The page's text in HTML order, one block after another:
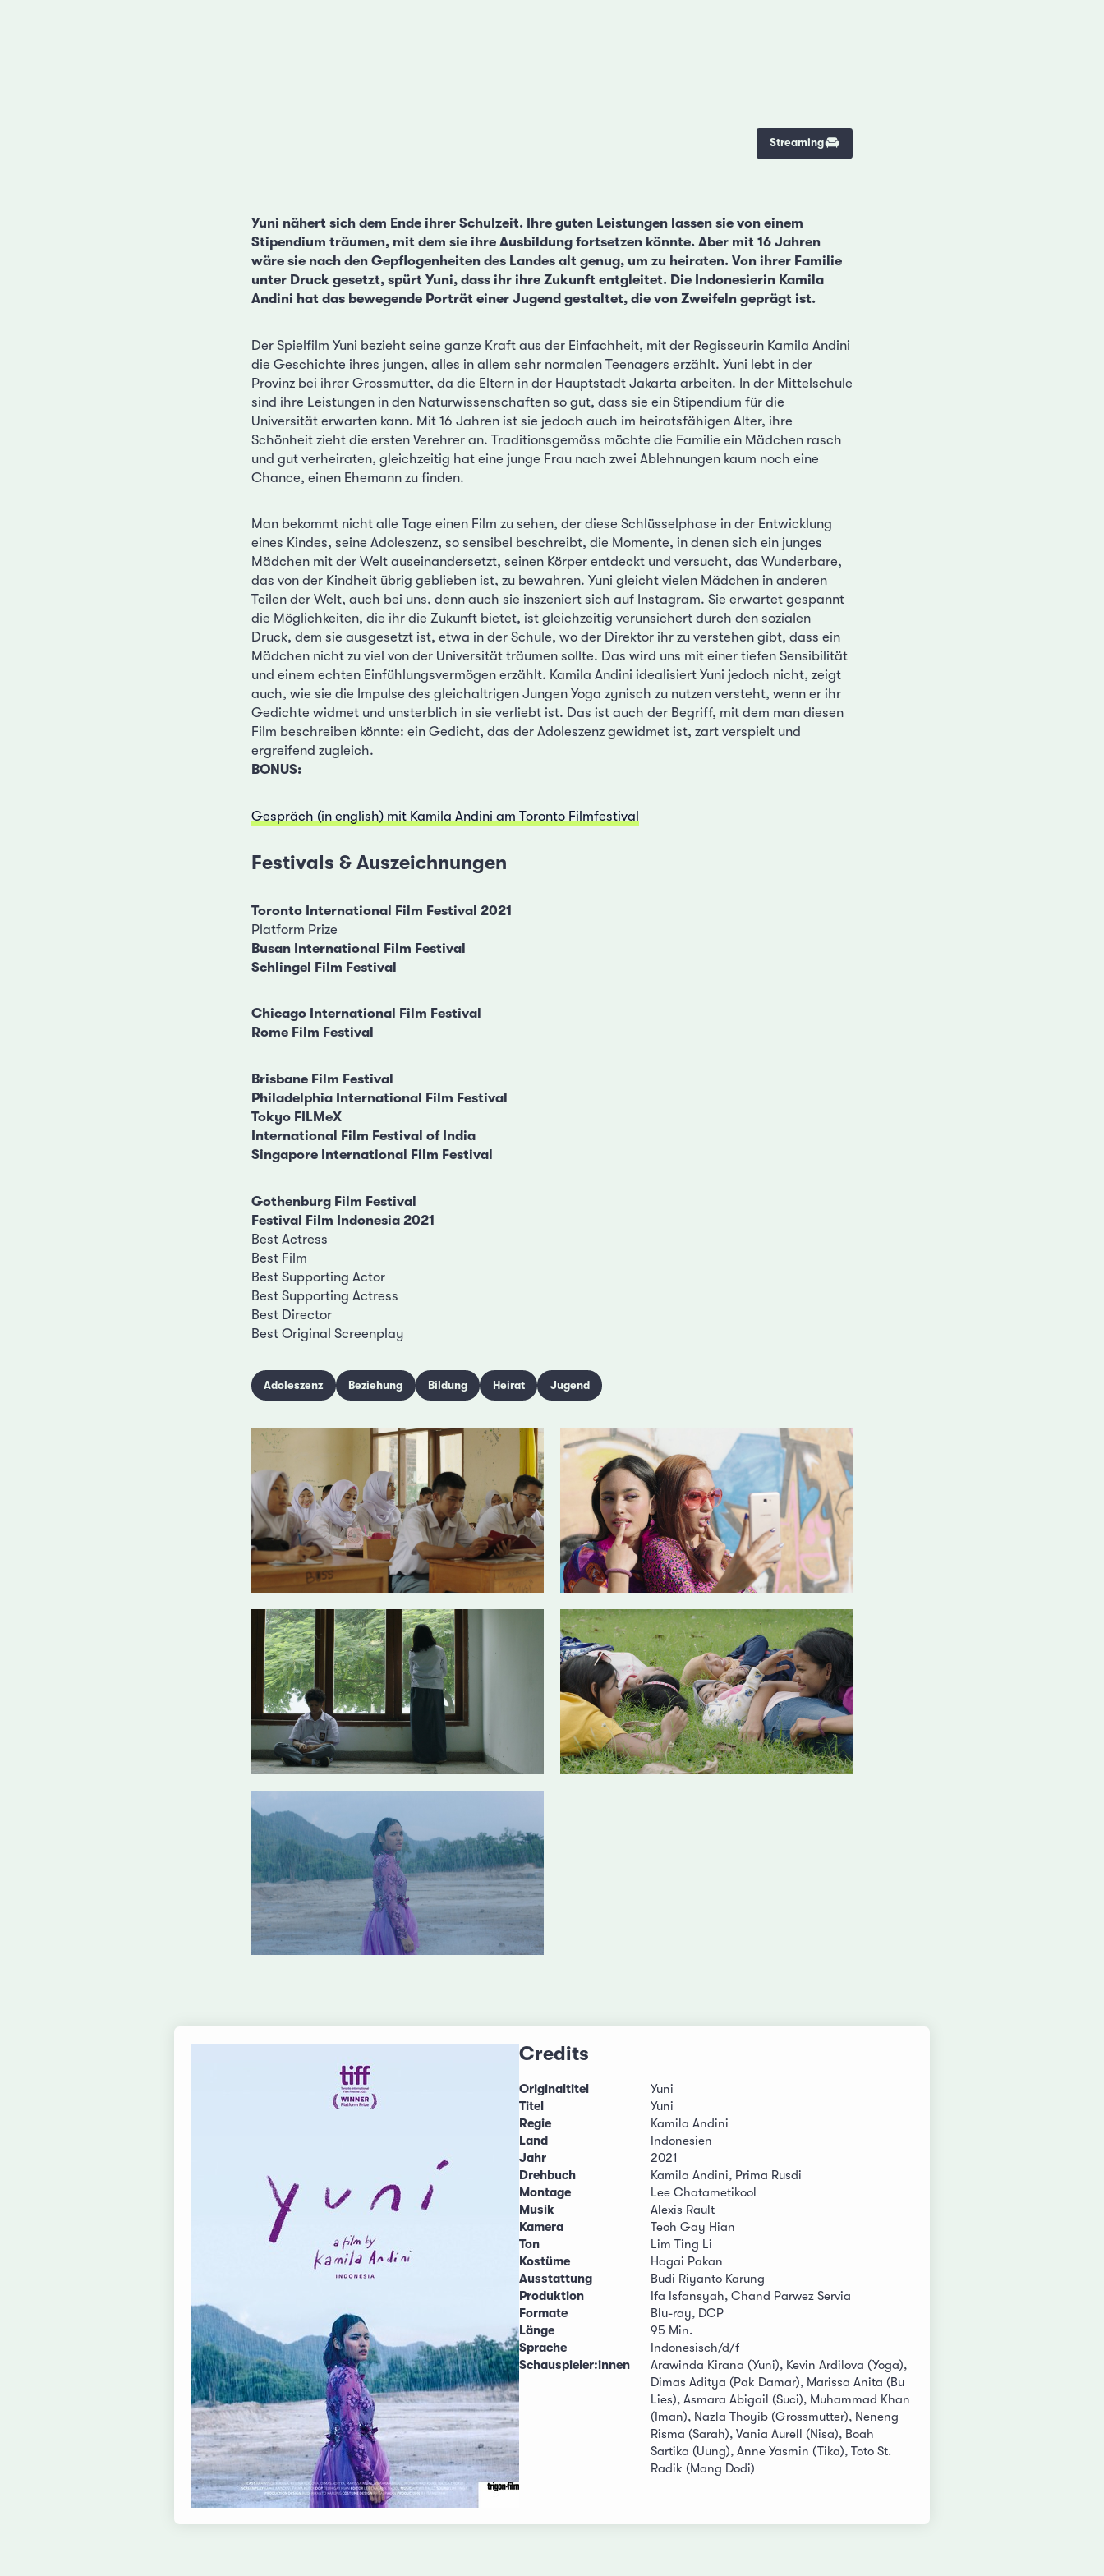
Streaming
Yuni nähert sich dem Ende ihrer Schulzeit. Ihre guten Leistungen lassen sie von einem
Stipendium träumen, mit dem sie ihre Ausbildung fortsetzen könnte. Aber mit 16 Jahren
wäre sie nach den Gepflogenheiten des Landes alt genug, um zu heiraten. Von ihrer Familie
unter Druck gesetzt, spürt Yuni, dass ihr ihre Zukunft entgleitet. Die Indonesierin Kamila
Andini hat das bewegende Porträt einer Jugend gestaltet, die von Zweifeln geprägt ist.
Der Spielfilm Yuni bezieht seine ganze Kraft aus der Einfachheit, mit der Regisseurin Kamila Andini
die Geschichte ihres jungen, alles in allem sehr normalen Teenagers erzählt. Yuni lebt in der
Provinz bei ihrer Grossmutter, da die Eltern in der Hauptstadt Jakarta arbeiten. In der Mittelschule
sind ihre Leistungen in den Naturwissenschaften so gut, dass sie ein Stipendium für die
Universität erwarten kann. Mit 16 Jahren ist sie jedoch auch im heiratsfähigen Alter, ihre
Schönheit zieht die ersten Verehrer an. Traditionsgemäss möchte die Familie ein Mädchen rasch
und gut verheiraten, gleichzeitig hat eine junge Frau nach zwei Ablehnungen kaum noch eine
Chance, einen Ehemann zu finden.
Man bekommt nicht alle Tage einen Film zu sehen, der diese Schlüsselphase in der Entwicklung
eines Kindes, seine Adoleszenz, so sensibel beschreibt, die Momente, in denen sich ein junges
Mädchen mit der Welt auseinandersetzt, seinen Körper entdeckt und versucht, das Wunderbare,
das von der Kindheit übrig geblieben ist, zu bewahren. Yuni gleicht vielen Mädchen in anderen
Teilen der Welt, auch bei uns, denn auch sie inszeniert sich auf Instagram. Sie erwartet gespannt
die Möglichkeiten, die ihr die Zukunft bietet, ist gleichzeitig verunsichert durch den sozialen
Druck, dem sie ausgesetzt ist, etwa in der Schule, wo der Direktor ihr zu verstehen gibt, dass ein
Mädchen nicht zu viel von der Universität träumen sollte. Das wird uns mit einer tiefen Sensibilität
und einem echten Einfühlungsvermögen erzählt. Kamila Andini idealisiert Yuni jedoch nicht, zeigt
auch, wie sie die Impulse des gleichaltrigen Jungen Yoga zynisch zu nutzen versteht, wenn er ihr
Gedichte widmet und unsterblich in sie verliebt ist. Das ist auch der Begriff, mit dem man diesen
Film beschreiben könnte: ein Gedicht, das der Adoleszenz gewidmet ist, zart verspielt und
ergreifend zugleich.
BONUS:
Gespräch (in english) mit Kamila Andini am Toronto Filmfestival
Festivals & Auszeichnungen
Toronto International Film Festival 2021
Platform Prize
Busan International Film Festival
Schlingel Film Festival
Chicago International Film Festival
Rome Film Festival
Brisbane Film Festival
Philadelphia International Film Festival
Tokyo FILMeX
International Film Festival of India
Singapore International Film Festival
Gothenburg Film Festival
Festival Film Indonesia 2021
Best Actress
Best Film
Best Supporting Actor
Best Supporting Actress
Best Director
Best Original Screenplay
Adoleszenz Beziehung Bildung Heirat Jugend
Credits
Originaltitel
Yuni
Titel
Yuni
Regie
Kamila Andini
Land
Indonesien
Jahr
2021
Drehbuch
Kamila Andini, Prima Rusdi
Montage
Lee Chatametikool
Musik
Alexis Rault
Kamera
Teoh Gay Hian
Ton
Lim Ting Li
Kostüme
Hagai Pakan
Ausstattung
Budi Riyanto Karung
Produktion
Ifa Isfansyah, Chand Parwez Servia
Formate
Blu-ray, DCP
Länge
95 Min.
Sprache
Indonesisch/d/f
Schauspieler:innen
Arawinda Kirana (Yuni), Kevin Ardilova (Yoga),
Dimas Aditya (Pak Damar), Marissa Anita (Bu
Lies), Asmara Abigail (Suci), Muhammad Khan
(Iman), Nazla Thoyib (Grossmutter), Neneng
Risma (Sarah), Vania Aurell (Nisa), Boah
Sartika (Uung), Anne Yasmin (Tika), Toto St.
Radik (Mang Dodi)